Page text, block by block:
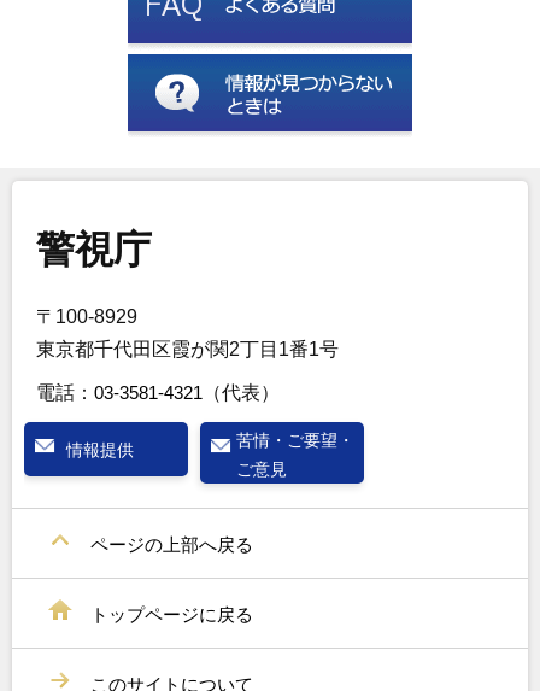
警視庁
〒100-8929
東京都千代田区霞が関2丁目1番1号
電話： 03-3581-4321 （代表）
情報提供
苦情・ご要望・
ご意見
ページの上部へ戻る
トップページに戻る
このサイトについて